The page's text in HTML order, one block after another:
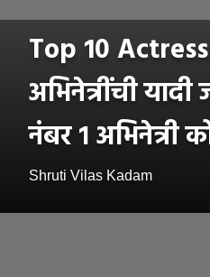
Top 10
अभिनेत्रींची यादी
नंबर १ अभिनेत्री
Shruti Vilas Kadam